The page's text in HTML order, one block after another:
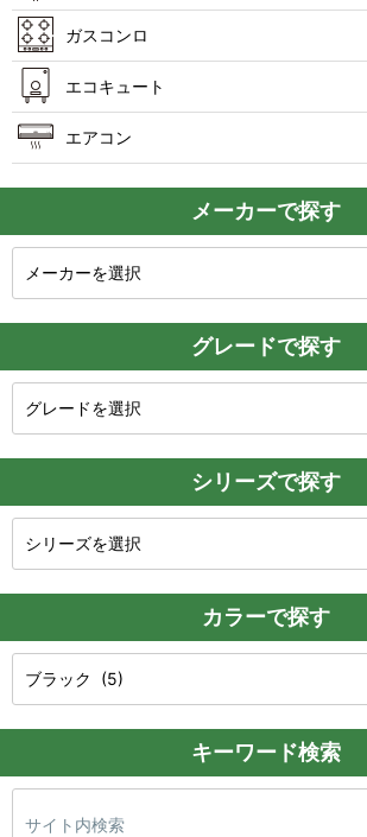
ガスコンロ
エコキュート
エアコン
メーカーで探す
グレードで探す
シリーズで探す
カラーで探す
キーワード検索
索: